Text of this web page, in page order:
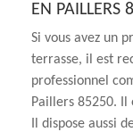
EN PAILLERS
Si vous avez un
terrasse, il est
professionnel
Paillers 85250. Il
Il dispose aussi